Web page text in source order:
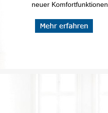
neuer Komfortfunktionen.